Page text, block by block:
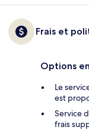
Frais et
Options
Le
est
Service
frais